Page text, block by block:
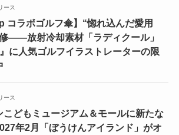
ース
コラボゴルフ傘】“惚れ込んだ愛用
――放射冷却素材「ラディクール」
に人気ゴルフイラストレーターの限
ース
こどもミュージアム＆モールに新たな
年2月「ぼうけんアイランド」がオ